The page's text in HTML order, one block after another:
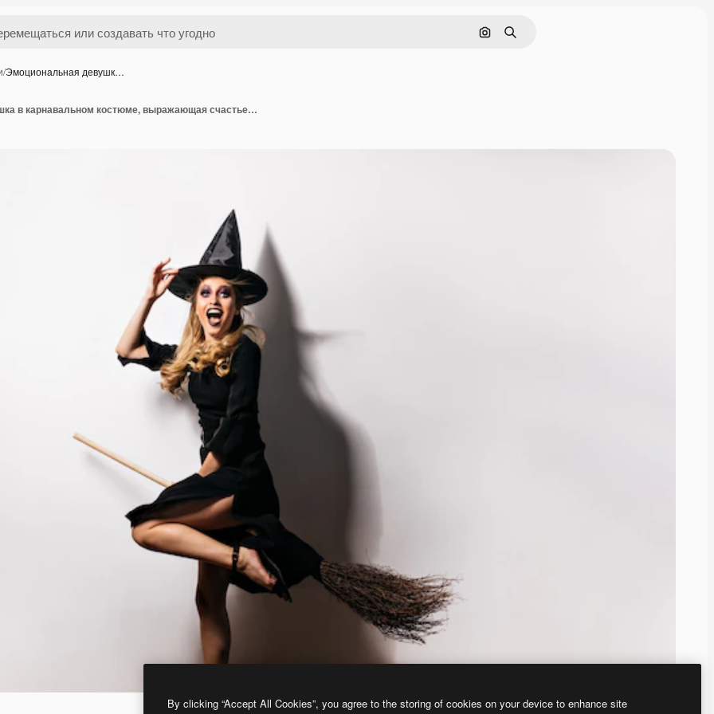
Поиск по изображению
Поиск
/Эмоциональная девушк…
Эмоциональная девушка в карнавальном костюме, выражающая счастье в хэллоуин. очаровательная блондинка носит волшебную шляпу.
By clicking “Accept All Cookies”, you agree to the storing of cookies on your device to enhance site